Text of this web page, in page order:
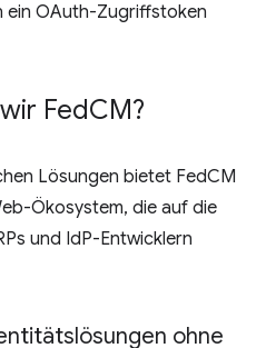
OAuth-Zugriffstoken
FedCM?
Lösungen bietet FedCM
Ökosystem, die auf die
und IdP-Entwicklern
ohne